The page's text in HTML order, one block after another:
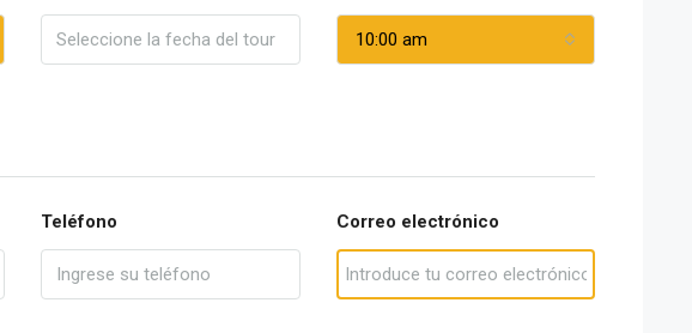
10:00 am
Teléfono Correo electrónico